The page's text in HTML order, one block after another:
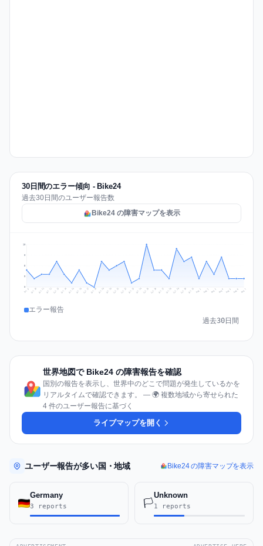
30日間のエラー傾向 - Bike24
過去30日間のユーザー報告数
Bike24 の障害マップを表示
3
5
8
10
Jul 9 Jul 10 Jul 11 Jul 12 Jul 13 Jul 14 Jul 15 Jul 16 Jul 17 Jul 18 Jul 19 Jul 20 Jul 21 Jul 22 Jul 23 Jul 24 Jul 25 Jul 26 Jul 27 Jul 28 Jul 29 Jul 30 Jul 31 Aug 1 Aug 2 Aug 3 Aug 4 Aug 5 Aug 6 Aug 7
エラー報告
過去30日間
世界地図で Bike24 の障害報告を確認
国別の報告を表示し、世界中のどこで問題が発生しているかを
リアルタイムで確認できます。 — 🌍 複数地域から寄せられた
4 件のユーザー報告に基づく
ライブマップを開く
ユーザー報告が多い国・地域 Bike24 の障害マップを表示
Germany
3 reports 🏳️
Unknown
1 reports